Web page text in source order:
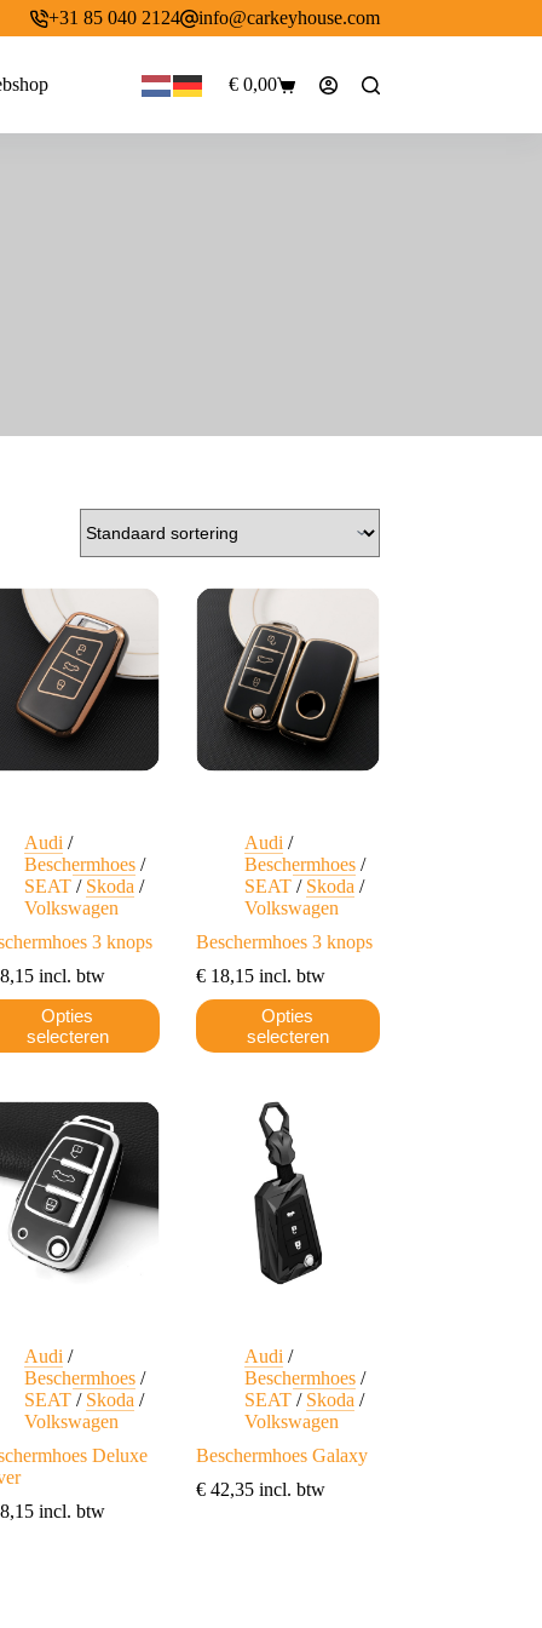
+31 85 040 2124 info@carkeyhouse.com
Winkelwagen
€0,00
Audi /
Beschermhoes/
SEAT/ Skoda /
Volkswagen
3 knops
incl. btw
Opties
selecteren
Audi /
Beschermhoes/
SEAT/ Skoda /
Volkswagen
Beschermhoes 3 knops
€18,15incl. btw
Opties
selecteren
Dit
product
heeft
productpagina
Audi /
Beschermhoes/
SEAT/ Skoda /
Volkswagen
Deluxe
incl. btw
Audi /
Beschermhoes/
SEAT/ Skoda /
Volkswagen
Beschermhoes Galaxy
€42,35incl. btw